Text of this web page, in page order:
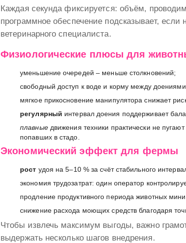
Каждая секунда фиксируется: объём,
программное обеспечение подсказывает,
ветеринарного специалиста.
Физиологические плюсы для
уменьшение очередей – меньше столкновений;
свободный доступ к воде и корму между
мягкое прикосновение манипулятора снижает
регулярный интервал доения поддерживает
плавныедвижения техники практически не
попавших в стадо.
Экономический эффект для фермы
рост удоя на 5–10 % за счёт стабильного
экономия трудозатрат: один оператор
продление продуктивного периода животных
снижение расхода моющих средств благодаря
Чтобы извлечь максимум выгоды, важно
выдержать несколько шагов внедрения.